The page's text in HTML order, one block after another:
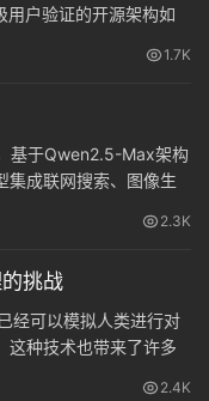
用户验证的开源架构如
1.7K
基于Qwen2.5-Max架构
集成联网搜索、图像生
AI解决方案。
2.3K
挑战
经可以模拟人类进行对
这种技术也带来了许多
2.4K